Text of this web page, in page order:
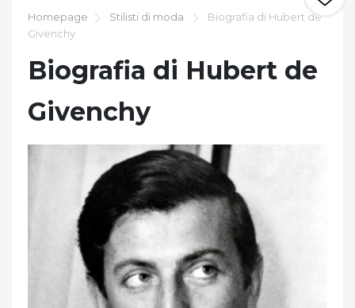
Homepage Stilisti di moda
Biografia di Hubert de
Givenchy
Biografia di Hubert de
Givenchy